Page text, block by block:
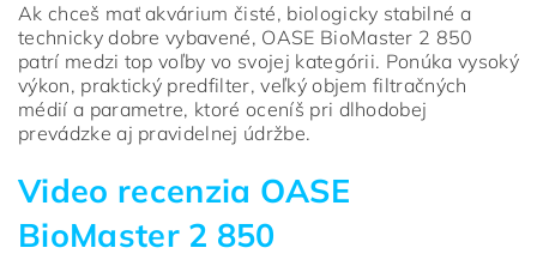
Ak chceš mať akvárium čisté, biologicky stabilné a
technicky dobre vybavené, OASE BioMaster 2 850
patrí medzi top voľby vo svojej kategórii. Ponúka vysoký
výkon, praktický predfilter, veľký objem filtračných
médií a parametre, ktoré oceníš pri dlhodobej
prevádzke aj pravidelnej údržbe.
Video recenzia OASE
BioMaster 2 850